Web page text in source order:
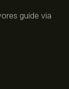
guide via